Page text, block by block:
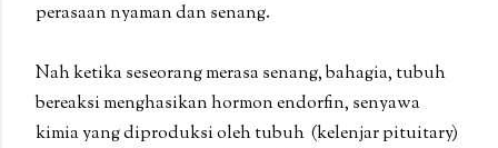
perasaan nyaman dan senang.
Nah ketika seseorang merasa senang, bahagia, tubuh
bereaksi menghasikan hormon endorfin, senyawa
kimia yang diproduksi oleh tubuh (kelenjar pituitary)